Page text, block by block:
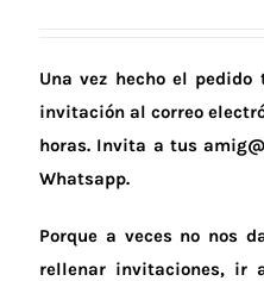
Una vez hecho el pedido
invitación al correo
horas. Invita a tus
Whatsapp.
Porque a veces no nos
rellenar invitaciones, ir